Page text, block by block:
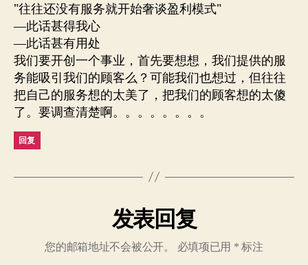
"往往还没有服务就开始奢谈盈利模式"
—此话甚得我心
—此话甚有用处
我们要开创一个事业，首先要想想，我们提供的服
务能吸引我们的顾客么？可能我们也想过，但往往
把自己的服务想的太美了，把我们的顾客想的太傻
了。要调查清楚啊。。。。。。。。
回复
发表回复
您的邮箱地址不会被公开。 必填项已用 * 标注